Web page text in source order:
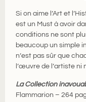
Si on aime l’Art et
est un Must à avoir
conditions ne sont
beaucoup un simple
n’est pas sûr que
l’œuvre de l’artiste
La Collection
Flammarion – 264